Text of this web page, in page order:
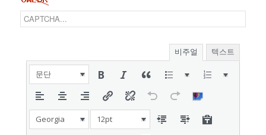
비주얼 텍스트
문단
Georgia 12pt